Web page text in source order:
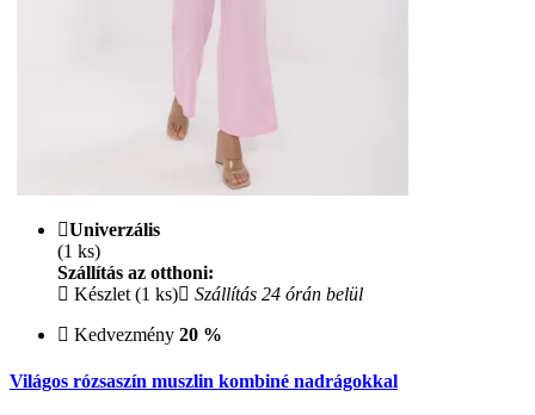
Univerzális
(1 ks)
Szállítás az otthoni:
Készlet (1 ks)
Szállítás 24 órán belül
Kedvezmény 20 %
Világos rózsaszín muszlin kombiné nadrágokkal